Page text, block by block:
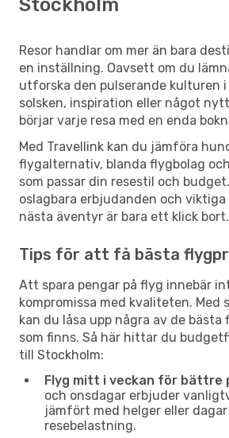
Stockholm
Resor handlar om mer än bara
en inställning. Oavsett om du
utforska den pulserande kulturen i
solsken, inspiration eller något
börjar varje resa med en enda
Med Travellink kan du jämföra
flygalternativ, blanda flygbolag
som passar din resestil och
oslagbara erbjudanden och
nästa äventyr är bara ett klick bort.
Tips för att få bästa
Att spara pengar på flyg innebär
kompromissa med kvaliteten. Med
kan du låsa upp några av de
som finns. Så här hittar du
till Stockholm:
Flyg mitt i veckan för bättre
och onsdagar erbjuder
jämfört med helger eller
resebelastning.